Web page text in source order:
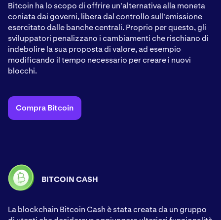
Bitcoin ha lo scopo di offrire un'alternativa alla moneta
coniata dai governi, libera dal controllo sull'emissione
esercitato dalle banche centrali. Proprio per questo, gli
sviluppatori penalizzano i cambiamenti che rischiano di
indebolire la sua proposta di valore, ad esempio
modificando il tempo necessario per creare i nuovi
blocchi.
Compra Bitcoin
BITCOIN CASH
La blockchain Bitcoin Cash è stata creata da un gruppo